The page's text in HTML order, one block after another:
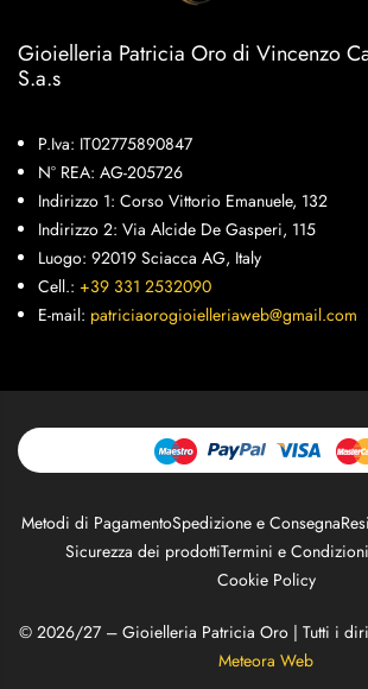
Gioielleria Patricia Oro di Vincenzo
S.a.s
P.Iva: IT02775890847
N° REA: AG-205726
Indirizzo 1: Corso Vittorio Emanuele, 132
Indirizzo 2: Via Alcide De Gasperi, 115
Luogo: 92019 Sciacca AG, Italy
Cell.: +39 331 2532090
E-mail: patriciaorogioielleriaweb@gmail.com
Metodi di PagamentoSpedizione e Consegna
Sicurezza dei prodottiTermini e Condizioni
Cookie Policy
© 2026/27 – Gioielleria Patricia Oro | Tutti i
Meteora Web